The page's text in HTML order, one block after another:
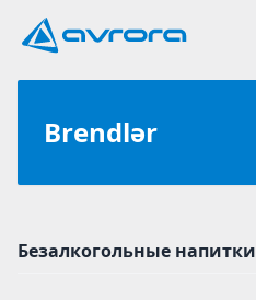
Brendlər
Безалкогольные напитки